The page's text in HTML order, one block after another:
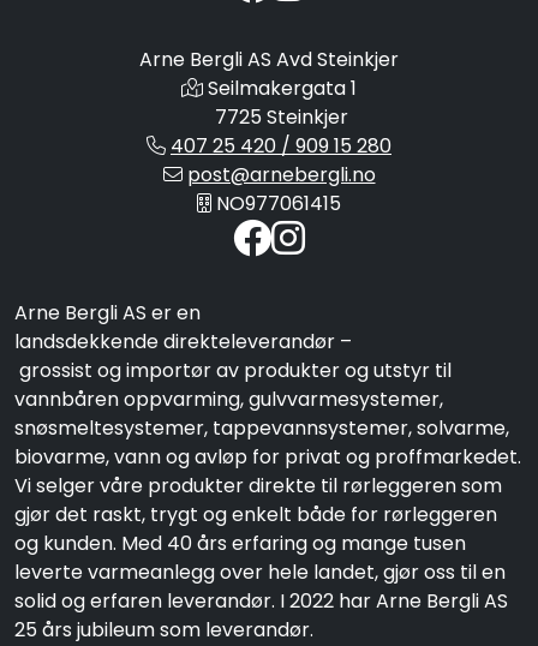
Arne Bergli AS Avd Steinkjer
Seilmakergata 1
7725 Steinkjer
407 25 420 / 909 15 280
post@arnebergli.no
NO977061415
Arne Bergli AS er en
landsdekkende direkteleverandør –
grossist og importør av produkter og utstyr til
vannbåren oppvarming, gulvvarmesystemer,
snøsmeltesystemer, tappevannsystemer, solvarme,
biovarme, vann og avløp for privat og proffmarkedet.
Vi selger våre produkter direkte til rørleggeren som
gjør det raskt, trygt og enkelt både for rørleggeren
og kunden. Med 40 års erfaring og mange tusen
leverte varmeanlegg over hele landet, gjør oss til en
solid og erfaren leverandør. I 2022 har Arne Bergli AS
25 års jubileum som leverandør.